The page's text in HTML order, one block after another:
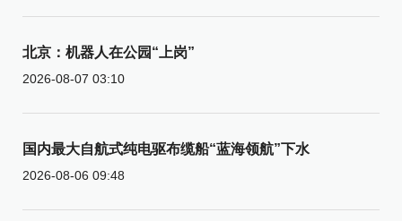
北京：机器人在公园“上岗”
2026-08-07 03:10
国内最大自航式纯电驱布缆船“蓝海领航”下水
2026-08-06 09:48